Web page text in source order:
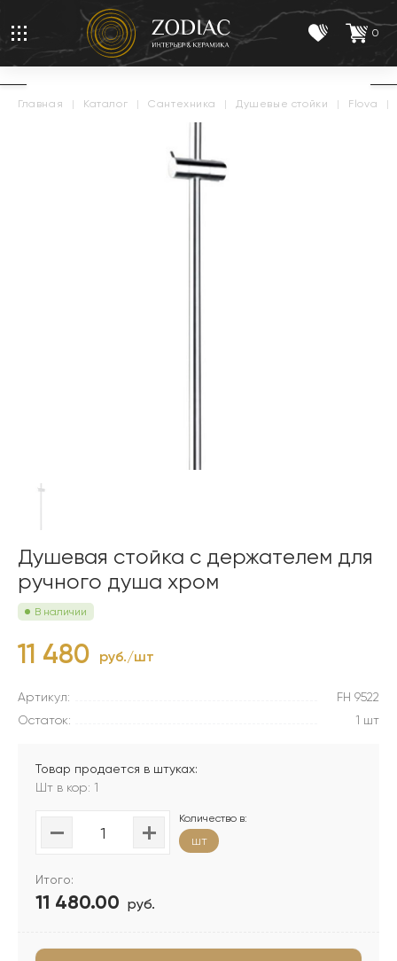
0
главная | каталог | сантехника | душевые стойки | flova |
Душевая стойка с держателем для
ручного душа хром
В наличии
11 480 руб./шт
Артикул:
FH 9522
Остаток:
1 шт
Товар продается в штуках:
Шт в кор: 1
Количество в:
шт
Итого:
11 480.00 руб.